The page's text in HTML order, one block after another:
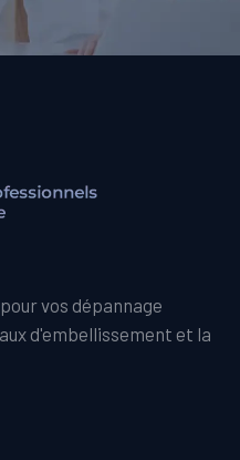
vos dépannage
d'embellissement et la